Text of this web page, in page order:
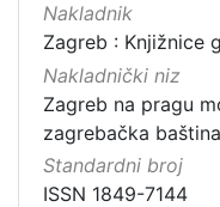
Nakladnik
Zagreb : Knjižnice
Nakladnički niz
Zagreb na pragu
zagrebačka baština
Standardni broj
ISSN 1849-7144